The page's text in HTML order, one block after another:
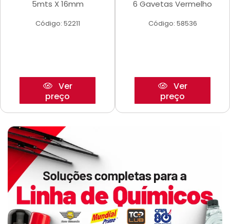
5mts X 16mm
Código: 52211
Ver
preço
6 Gavetas Vermelho
Código: 58536
Ver
preço